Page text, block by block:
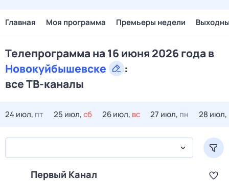
Главная Моя программа Премьеры недели
Телепрограмма на 16 июня 2026 года в
Новокуйбышевске
:
все ТВ-каналы
24 июл, пт 25 июл,сб 26 июл, вс 27 июл, пн 28 июл,
Первый Канал